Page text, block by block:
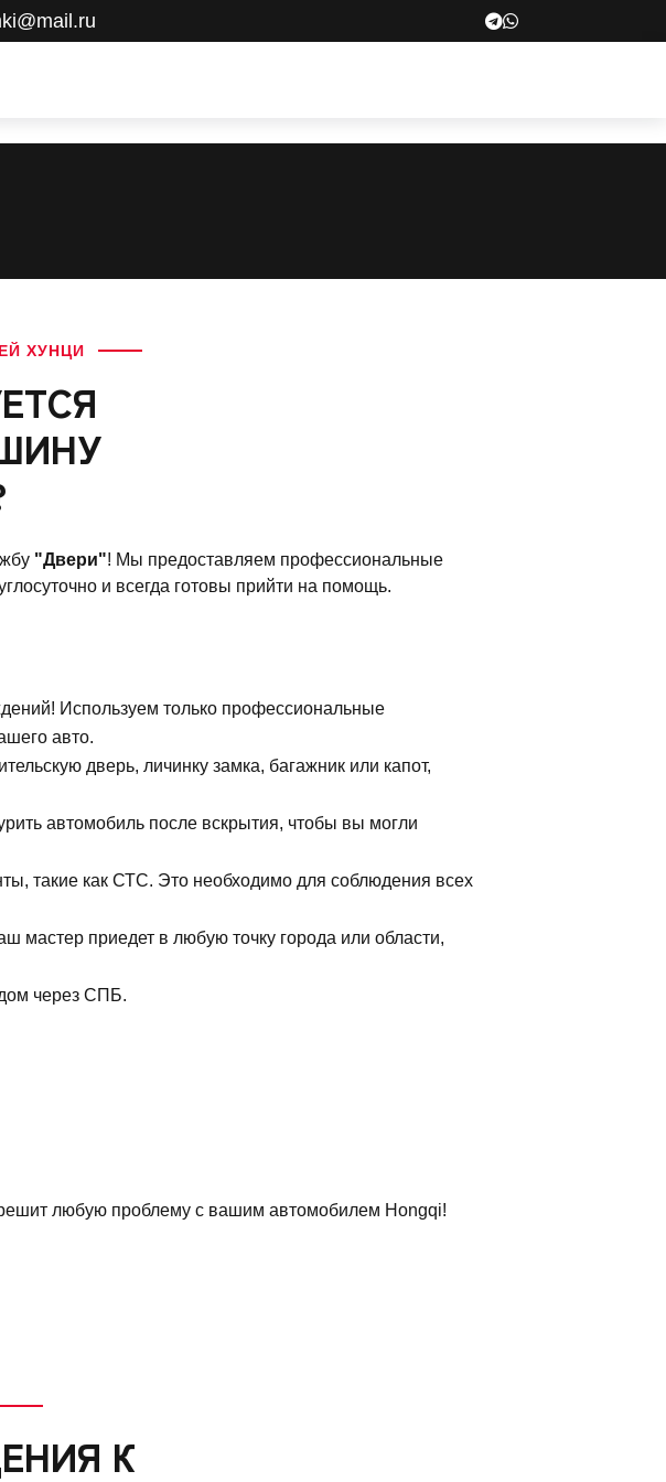
ХУНЦИ
"Двери"! Мы предоставляем профессиональные
и всегда готовы прийти на помощь.
Используем только профессиональные
авто.
дверь, личинку замка, багажник или капот,
автомобиль после вскрытия, чтобы вы могли
такие как СТС. Это необходимо для соблюдения всех
мастер приедет в любую точку города или области,
через СПБ.
любую проблему с вашим автомобилем Hongqi!
К